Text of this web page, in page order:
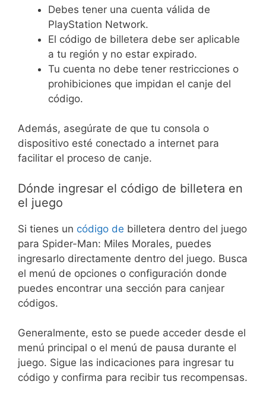
Debes tener una cuenta válida de
PlayStation Network.
El código de billetera debe ser aplicable
a tu región y no estar expirado.
Tu cuenta no debe tener restricciones o
prohibiciones que impidan el canje del
código.
Además, asegúrate de que tu consola o
dispositivo esté conectado a internet para
facilitar el proceso de canje.
Dónde ingresar el código de billetera en
el juego
Si tienes un código de billetera dentro del juego
para Spider-Man: Miles Morales, puedes
ingresarlo directamente dentro del juego. Busca
el menú de opciones o configuración donde
puedes encontrar una sección para canjear
códigos.
Generalmente, esto se puede acceder desde el
menú principal o el menú de pausa durante el
juego. Sigue las indicaciones para ingresar tu
código y confirma para recibir tus recompensas.